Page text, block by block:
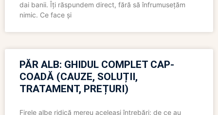
dai banii. Îți răspundem direct, fără să înfrumusețăm
nimic. Ce face și
PĂR ALB: GHIDUL COMPLET CAP-
COADĂ (CAUZE, SOLUȚII,
TRATAMENT, PREȚURI)
Firele albe ridică mereu aceleași întrebări: de ce au